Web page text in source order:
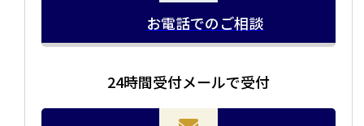
お品物をつめて送るだけで査定が可能です。時間が無い
当店の査定員がご自宅に伺いその場で査定を致します。
まとめて売りたい！価値がわからなく売れるかわからな
お電話でのご相談
24時間受付メールで受付